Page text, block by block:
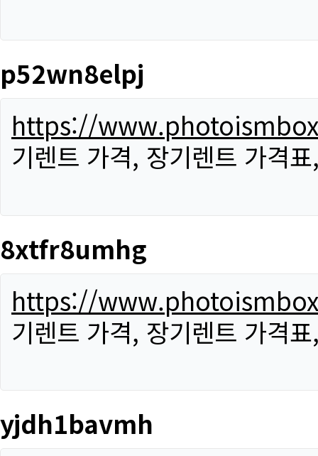
p52wn8elpj
https://
기렌트 가격, 장기렌트 가격
8xtfr8umhg
https://
기렌트 가격, 장기렌트 가격
yjdh1bavmh